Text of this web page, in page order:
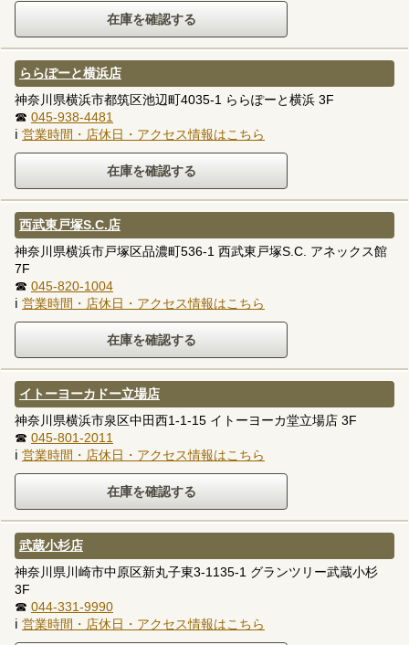
ららぽーと横浜店
神奈川県横浜市都筑区池辺町4035-1 ららぽーと横浜 3F
☎ 045-938-4481
ℹ 営業時間・店休日・アクセス情報はこちら
西武東戸塚S.C.店
神奈川県横浜市戸塚区品濃町536-1 西武東戸塚S.C. アネックス館
7F
☎ 045-820-1004
ℹ 営業時間・店休日・アクセス情報はこちら
イトーヨーカドー立場店
神奈川県横浜市泉区中田西1-1-15 イトーヨーカ堂立場店 3F
☎ 045-801-2011
ℹ 営業時間・店休日・アクセス情報はこちら
武蔵小杉店
神奈川県川崎市中原区新丸子東3-1135-1 グランツリー武蔵小杉
3F
☎ 044-331-9990
ℹ 営業時間・店休日・アクセス情報はこちら